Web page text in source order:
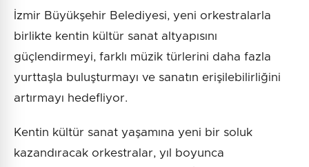
İzmir Büyükşehir Belediyesi, yeni orkestralarla
birlikte kentin kültür sanat altyapısını
güçlendirmeyi, farklı müzik türlerini daha fazla
yurttaşla buluşturmayı ve sanatın erişilebilirliğini
artırmayı hedefliyor.
Kentin kültür sanat yaşamına yeni bir soluk
kazandıracak orkestralar, yıl boyunca